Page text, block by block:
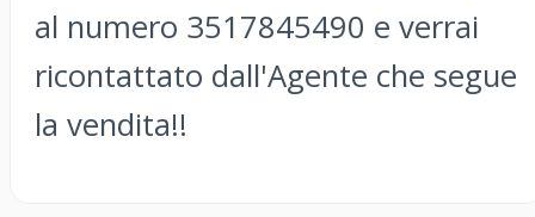
al numero 3517845490 e verrai
ricontattato dall'Agente che segue
la vendita!!